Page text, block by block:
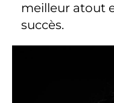
meilleur atout
succès.